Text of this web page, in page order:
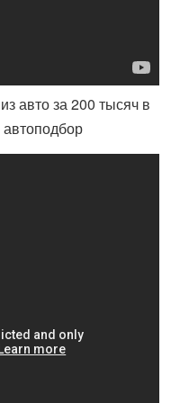
авто за 200 тысяч в
автоподбор